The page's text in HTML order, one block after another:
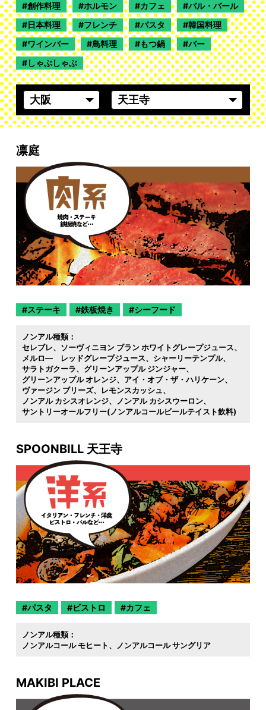
創作料理
ホルモン カフェ
バル・バール
日本料理
フレンチ パスタ
韓国料理
ワインバー
鳥料理 もつ鍋
バー
しゃぶしゃぶ
凛庭
ステーキ 鉄板焼き シーフード
ノンアル種類：
セレブレ
ソーヴィニヨン ブラン ホワイトグレープジュース
メルロ― レッドグレープジュース
シャーリーテンプル
サラトガクーラ
グリーンアップル ジンジャー
グリーンアップル オレンジ
アイ・オブ・ザ・ハリケーン
ヴァージン ブリーズ
レモンスカッシュ
ノンアル カシスオレンジ
ノンアル カシスウーロン
サントリーオールフリー(ノンアルコールビールテイスト飲料)
SPOONBILL 天王寺
パスタ ビストロ カフェ
ノンアル種類：
ノンアルコール モヒート
ノンアルコール サングリア
MAKIBI PLACE